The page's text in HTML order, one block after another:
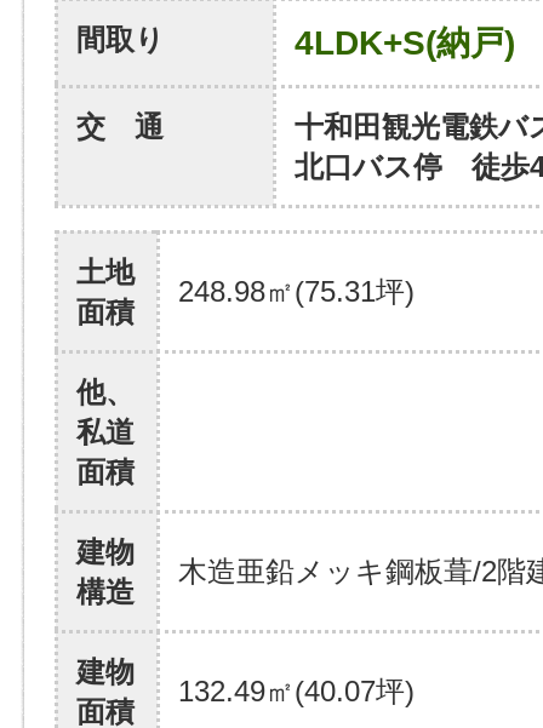
間取り 4LDK+S(納戸)
交 通
十和田観光電鉄
北口バス停 徒歩
土地
面積
248.98㎡(75.31坪)
他、
私道
面積
建物
構造
木造亜鉛メッキ鋼板葺/2階
建物
面積
132.49㎡(40.07坪)